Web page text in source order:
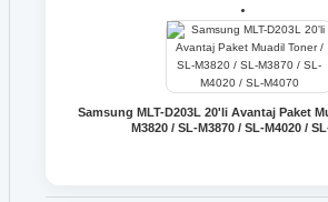
Samsung MLT-D203L 20'li Avantaj Paket
M3820 / SL-M3870 / SL-M4020 /